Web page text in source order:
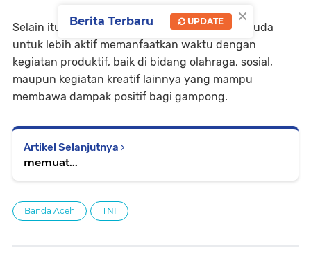
Selain itu, Babinsa turut mendorong para pemuda
untuk lebih aktif memanfaatkan waktu dengan
kegiatan produktif, baik di bidang olahraga, sosial,
maupun kegiatan kreatif lainnya yang mampu
membawa dampak positif bagi gampong.
Artikel Selanjutnya
memuat...
Banda Aceh TNI
×
Berita Terbaru UPDATE